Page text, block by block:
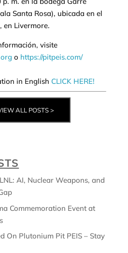
Santa Rosa), ubicada en el
en Livermore.
visite
o https://pitpeis.com/
in English CLICK HERE!
ALL POSTS >
AI, Nuclear Weapons, and
Commemoration Event at
On Plutonium Pit PEIS – Stay